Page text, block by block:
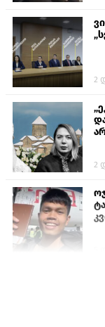
2
2